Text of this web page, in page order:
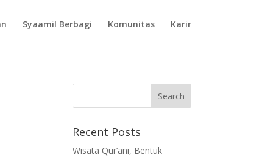
Syaamil Berbagi Komunitas Karir
Recent Posts
Wisata Qur’ani, Bentuk